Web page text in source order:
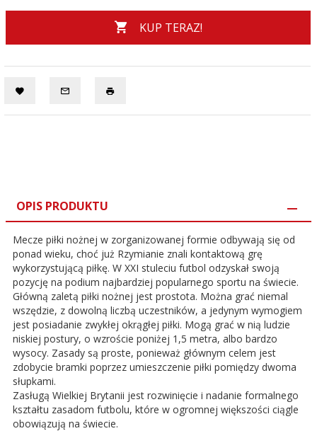
KUP TERAZ!
OPIS PRODUKTU
Mecze piłki nożnej w zorganizowanej formie odbywają się od
ponad wieku, choć już Rzymianie znali kontaktową grę
wykorzystującą piłkę. W XXI stuleciu futbol odzyskał swoją
pozycję na podium najbardziej popularnego sportu na świecie.
Główną zaletą piłki nożnej jest prostota. Można grać niemal
wszędzie, z dowolną liczbą uczestników, a jedynym wymogiem
jest posiadanie zwykłej okrągłej piłki. Mogą grać w nią ludzie
niskiej postury, o wzroście poniżej 1,5 metra, albo bardzo
wysocy. Zasady są proste, ponieważ głównym celem jest
zdobycie bramki poprzez umieszczenie piłki pomiędzy dwoma
słupkami.
Zasługą Wielkiej Brytanii jest rozwinięcie i nadanie formalnego
kształtu zasadom futbolu, które w ogromnej większości ciągle
obowiązują na świecie.